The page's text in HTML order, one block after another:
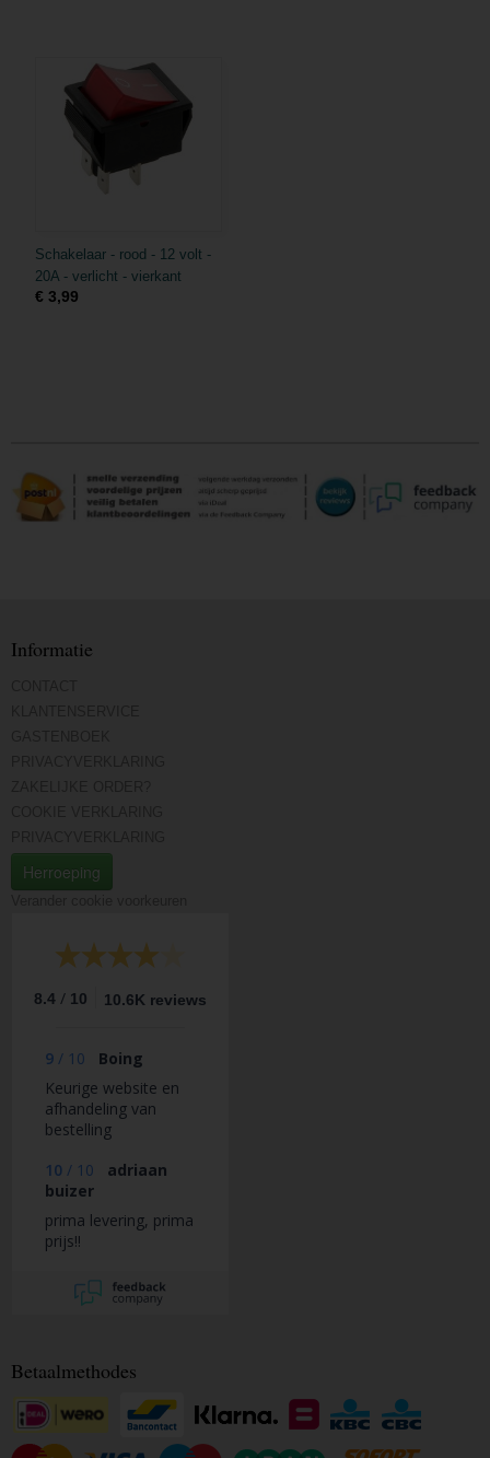
Schakelaar - rood - 12 volt -
20A - verlicht - vierkant
€ 3,99
Informatie
Herroeping
8.4 / 10 10.6K reviews
9 / 10
Boing
Keurige website en
afhandeling van
bestelling
10 / 10
adriaan
buizer
prima levering, prima
prijs!!
Betaalmethodes